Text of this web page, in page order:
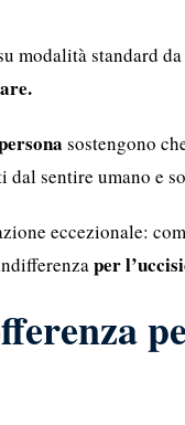
modalità standard
sostengono
sentire umano e
eccezionale:
per